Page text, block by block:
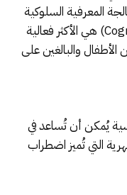
المعرفية السلوكية
(Cognitive behavioral therapy – CBT) هي الأكثر فعالية
والبالغين على
يُمكن أن تُساعد في
التي تُميز اضطراب